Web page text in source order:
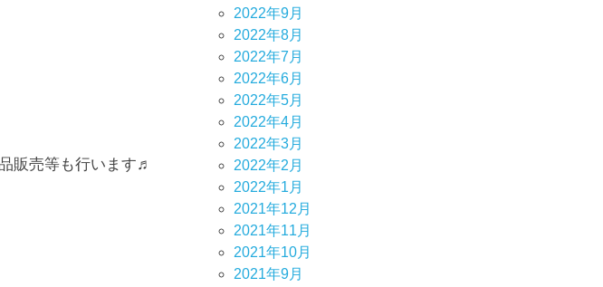
販売等も行います♬
2022年9月
2022年8月
2022年7月
2022年6月
2022年5月
2022年4月
2022年3月
2022年2月
2022年1月
2021年12月
2021年11月
2021年10月
2021年9月